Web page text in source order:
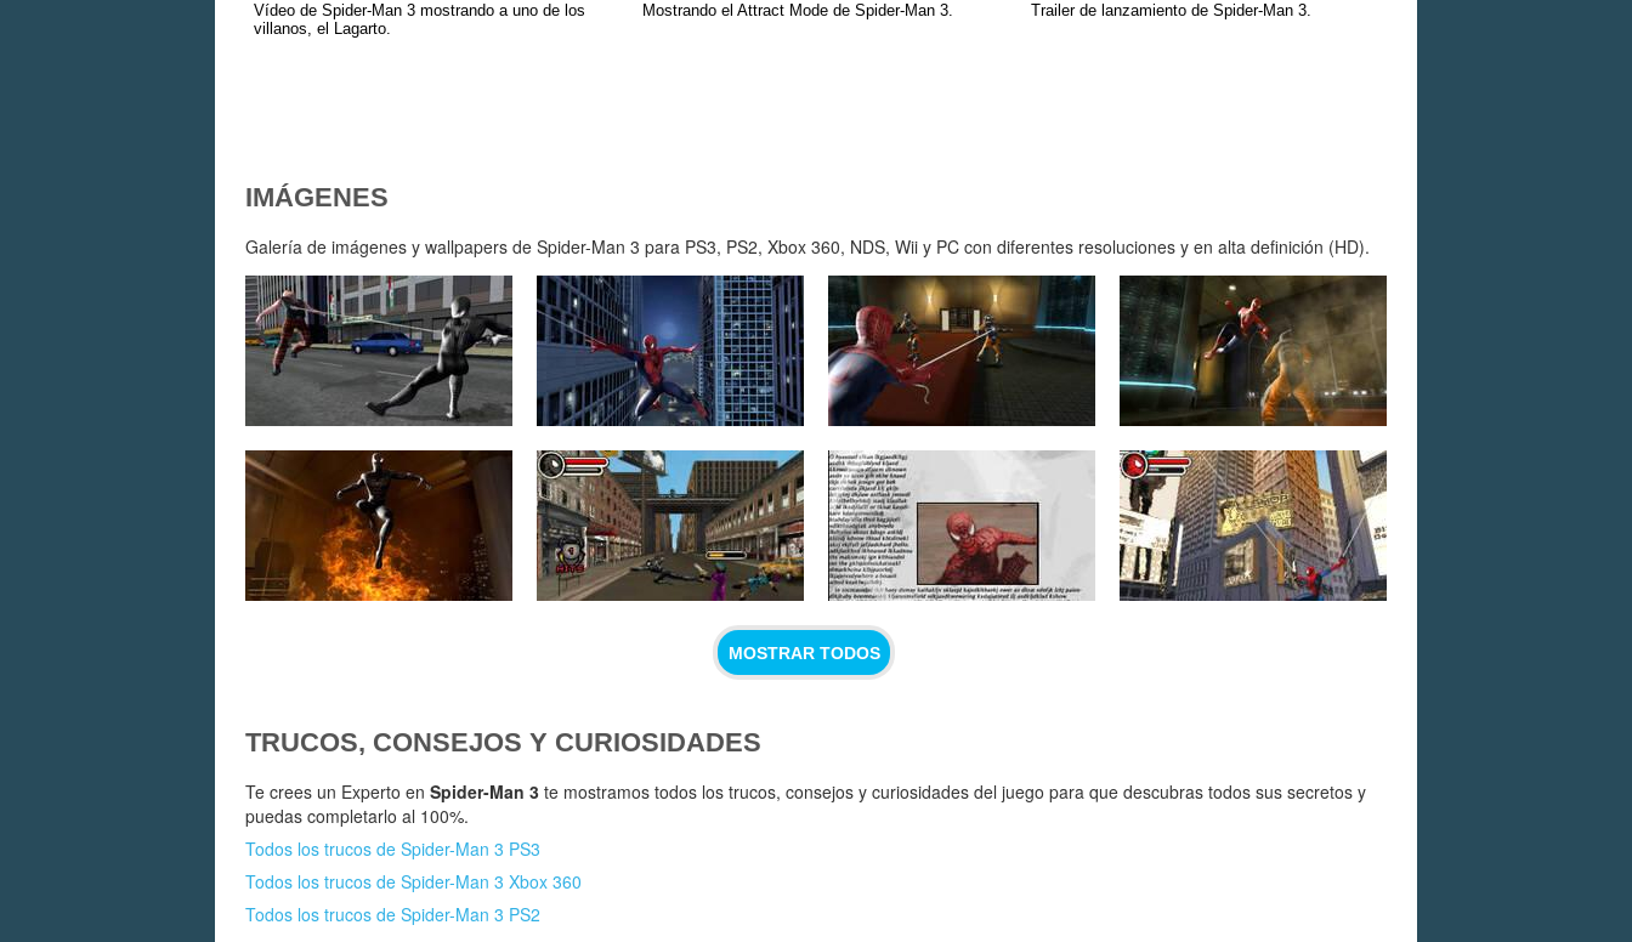
Vídeo de Spider-Man 3 mostrando a uno de los
villanos, el Lagarto.
Mostrando el Attract Mode de Spider-Man 3. Trailer de lanzamiento de Spider-Man 3.
IMÁGENES
Galería de imágenes y wallpapers de Spider-Man 3 para PS3, PS2, Xbox 360, NDS, Wii y PC con diferentes resoluciones y en alta definición (HD).
MOSTRAR TODOS
TRUCOS, CONSEJOS Y CURIOSIDADES
Te crees un Experto en Spider-Man 3 te mostramos todos los trucos, consejos y curiosidades del juego para que descubras todos sus secretos y
puedas completarlo al 100%.
Todos los trucos de Spider-Man 3 PS3
Todos los trucos de Spider-Man 3 Xbox 360
Todos los trucos de Spider-Man 3 PS2